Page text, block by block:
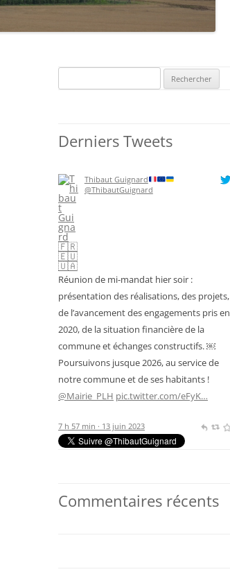
Derniers Tweets
Thibaut Guignard
@ThibautGuignard
Réunion de mi-mandat hier soir :
présentation des réalisations, des projets,
de l’avancement des engagements pris en
2020, de la situation financière de la
commune et échanges constructifs. ￼
Poursuivons jusque 2026, au service de
notre commune et de ses habitants !
@Mairie_PLH pic.twitter.com/eFyK…
7 h 57 min · 13 juin 2023
Commentaires récents